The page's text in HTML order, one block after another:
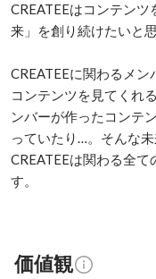
CREATEEはコンテン
来」を創り続けたいと
CREATEEに関わるメ
コンテンツを見てくれ
ンバーが作ったコンテ
っていたり…。そんな未
CREATEEは関わる全
す。
価値観